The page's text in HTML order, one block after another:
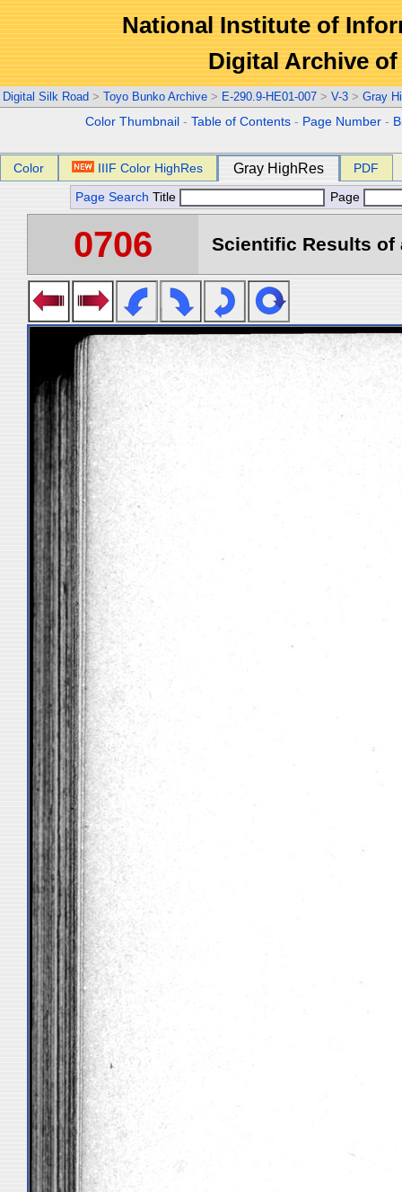
National Institute of
Digital Archive
Digital Silk Road > Toyo Bunko Archive > E-290.9-HE01-007 > V-3 > Gray
Color Thumbnail -Table of Contents - Page Number -
Color IIIF Color HighRes Gray HighRes PDF
Page Search Title Page
0706 Scientific Results of